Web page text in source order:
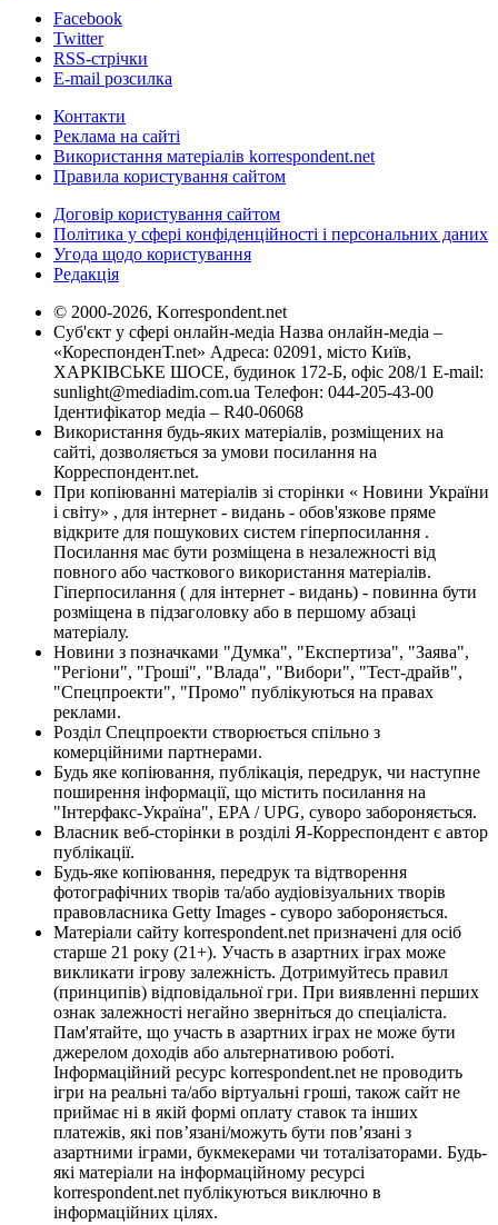
Facebook
Twitter
RSS-стрічки
E-mail розсилка
Контакти
Реклама на сайті
Використання матеріалів korrespondent.net
Правила користування сайтом
Договір користування сайтом
Політика у сфері конфіденційності і персональних даних
Угода щодо користування
Редакція
© 2000-2026, Korrespondent.net
Суб'єкт у сфері онлайн-медіа Назва онлайн-медіа –
«КореспонденТ.net» Адреса: 02091, місто Київ,
ХАРКІВСЬКЕ ШОСЕ, будинок 172-Б, офіс 208/1 E-mail:
sunlight@mediadim.com.ua Телефон: 044-205-43-00
Ідентифікатор медіа – R40-06068
Використання будь-яких матеріалів, розміщених на
сайті, дозволяється за умови посилання на
Корреспондент.net.
При копіюванні матеріалів зі сторінки « Новини України
і світу» , для інтернет - видань - обов'язкове пряме
відкрите для пошукових систем гіперпосилання .
Посилання має бути розміщена в незалежності від
повного або часткового використання матеріалів.
Гіперпосилання ( для інтернет - видань) - повинна бути
розміщена в підзаголовку або в першому абзаці
матеріалу.
Новини з позначками "Думка", "Експертиза", "Заява",
"Регіони", "Гроші", "Влада", "Вибори", "Тест-драйв",
"Спецпроекти", "Промо" публікуються на правах
реклами.
Розділ Спецпроекти створюється спільно з
комерційними партнерами.
Будь яке копіювання, публікація, передрук, чи наступне
поширення інформації, що містить посилання на
"Інтерфакс-Україна", EPA / UPG, суворо забороняється.
Власник веб-сторінки в розділі Я-Корреспондент є автор
публікації.
Будь-яке копіювання, передрук та відтворення
фотографічних творів та/або аудіовізуальних творів
правовласника Getty Images - суворо забороняється.
Матеріали сайту korrespondent.net призначені для осіб
старше 21 року (21+). Участь в азартних іграх може
викликати ігрову залежність. Дотримуйтесь правил
(принципів) відповідальної гри. При виявленні перших
ознак залежності негайно зверніться до спеціаліста.
Пам'ятайте, що участь в азартних іграх не може бути
джерелом доходів або альтернативою роботі.
Інформаційний ресурс korrespondent.net не проводить
ігри на реальні та/або віртуальні гроші, також сайт не
приймає ні в якій формі оплату ставок та інших
платежів, які пов’язані/можуть бути пов’язані з
азартними іграми, букмекерами чи тоталізаторами. Будь-
які матеріали на інформаційному ресурсі
korrespondent.net публікуються виключно в
інформаційних цілях.